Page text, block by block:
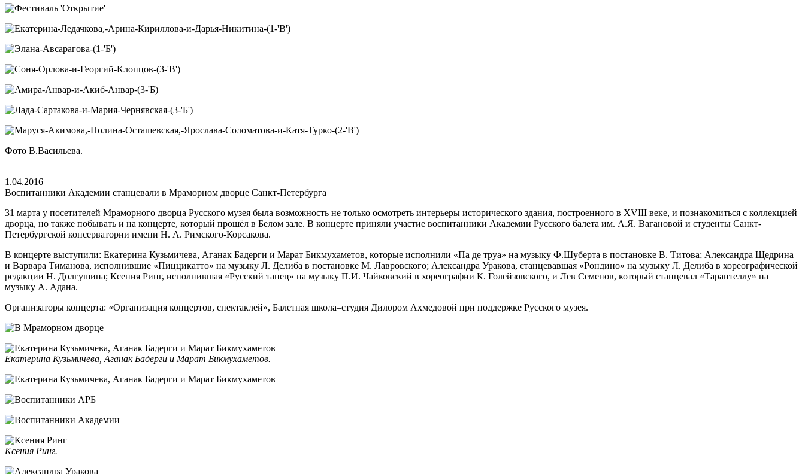
Фото В.Васильева.
1.04.2016
Воспитанники Академии станцевали в Мраморном дворце Санкт-Петербурга
31 марта у посетителей Мраморного дворца Русского музея была возможность не только осмотреть интерьеры исторического здания, построенного в XVIII веке, и познакомиться с коллекцией
дворца, но также побывать и на концерте, который прошёл в Белом зале. В концерте приняли участие воспитанники Академии Русского балета им. А.Я. Вагановой и студенты Санкт-
Петербургской консерватории имени Н. А. Римского-Корсакова.
В концерте выступили: Екатерина Кузьмичева, Аганак Бадерги и Марат Бикмухаметов, которые исполнили «Па де труа» на музыку Ф.Шуберта в постановке В. Титова; Александра Щедрина
и Варвара Тиманова, исполнившие «Пиццикатто» на музыку Л. Делиба в постановке М. Лавровского; Александра Уракова, станцевавшая «Рондино» на музыку Л. Делиба в хореографической
редакции Н. Долгушина; Ксения Ринг, исполнившая «Русский танец» на музыку П.И. Чайковский в хореографии К. Голейзовского, и Лев Семенов, который станцевал «Тарантеллу» на
музыку А. Адана.
Организаторы концерта: «Организация концертов, спектаклей», Балетная школа–студия Дилором Ахмедовой при поддержке Русского музея.
Екатерина Кузьмичева, Аганак Бадерги и Марат Бикмухаметов.
Ксения Ринг.